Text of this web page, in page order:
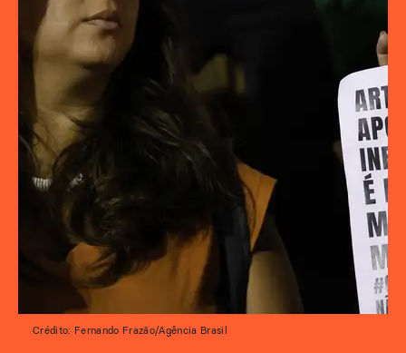
Crédito: Fernando Frazão/Agência Brasil